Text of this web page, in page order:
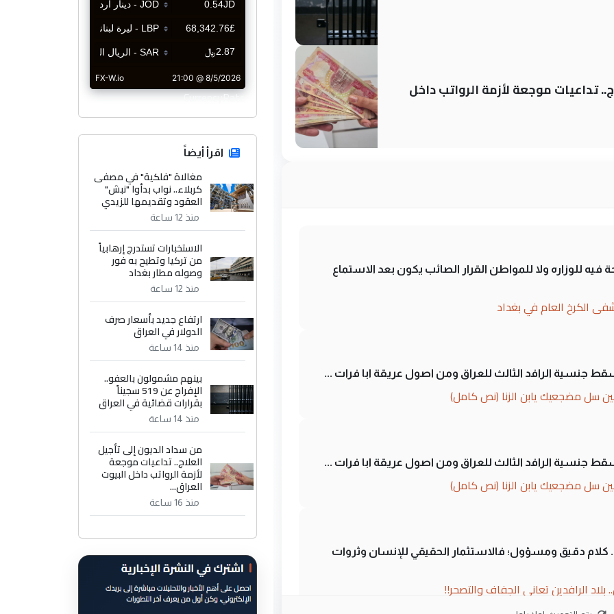
تداعيات موجعة لأزمة الرواتب داخل
للوزاره ولا للمواطن القرار الصائب يكون بعد الاستماع
الكرخ العام في بغداد
جنسية الرافد الثالث للعراق ومن اصول عريقة ابا فرات ...
سل مضجعيك يابن الزنا (نص كامل)
جنسية الرافد الثالث للعراق ومن اصول عريقة ابا فرات ...
سل مضجعيك يابن الزنا (نص كامل)
كلام دقيق ومسؤول؛ فالاستثمار الحقيقي للإنسان وثروات
الرافدين تعاني الجفاف والتصحر!!
CurrencyRate
اقرأ أيضاً
مغالاة "فلكية" في مصفى
كربلاء.. نواب بدأوا "نبش"
العقود وتقديمها للزيدي
منذ 12 ساعة
الاستخبارات تستدرج إرهابياً
من تركيا وتطيح به فور
وصوله مطار بغداد
منذ 12 ساعة
ارتفاع جديد بأسعار صرف
الدولار في العراق
منذ 14 ساعة
بينهم مشمولون بالعفو..
الإفراج عن 519 سجيناً
بقرارات قضائية في العراق
منذ 14 ساعة
من سداد الديون إلى تأجيل
العلاج.. تداعيات موجعة
لأزمة الرواتب داخل البيوت
العراق...
منذ 16 ساعة